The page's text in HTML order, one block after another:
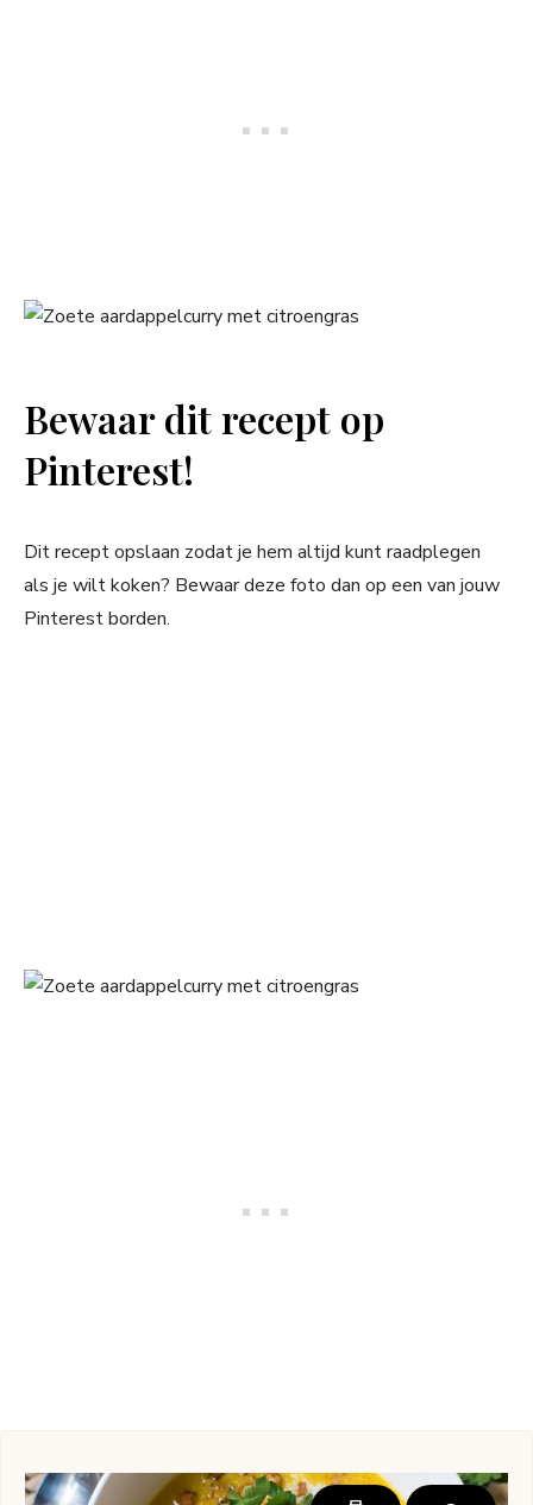
Bewaar dit recept op
Pinterest!
Dit recept opslaan zodat je hem altijd kunt raadplegen
als je wilt koken? Bewaar deze foto dan op een van jouw
Pinterest borden.